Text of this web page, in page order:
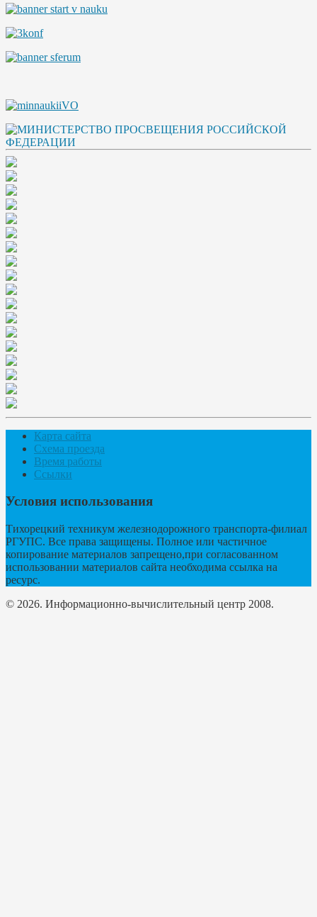
Карта сайта
Схема проезда
Время работы
Ссылки
Условия использования
Тихорецкий техникум железнодорожного транспорта-филиал
РГУПС. Все права защищены. Полное или частичное
копирование материалов запрещено,при согласованном
использовании материалов сайта необходима ссылка на
ресурс.
© 2026. Информационно-вычислительный центр 2008.